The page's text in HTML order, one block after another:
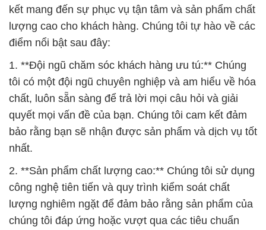
kết mang đến sự phục vụ tận tâm và sản phẩm chất
lượng cao cho khách hàng. Chúng tôi tự hào về các
điểm nổi bật sau đây:
1. **Đội ngũ chăm sóc khách hàng ưu tú:** Chúng
tôi có một đội ngũ chuyên nghiệp và am hiểu về hóa
chất, luôn sẵn sàng để trả lời mọi câu hỏi và giải
quyết mọi vấn đề của bạn. Chúng tôi cam kết đảm
bảo rằng bạn sẽ nhận được sản phẩm và dịch vụ tốt
nhất.
2. **Sản phẩm chất lượng cao:** Chúng tôi sử dụng
công nghệ tiên tiến và quy trình kiểm soát chất
lượng nghiêm ngặt để đảm bảo rằng sản phẩm của
chúng tôi đáp ứng hoặc vượt qua các tiêu chuẩn